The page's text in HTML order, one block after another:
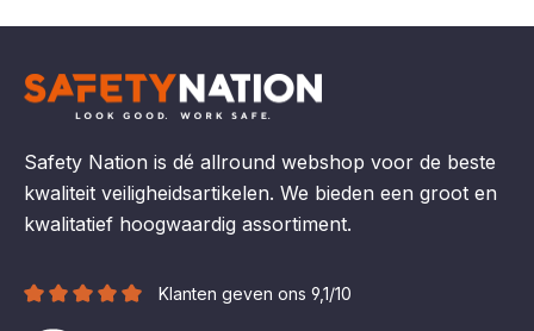
Safety Nation is dé allround webshop voor de beste
kwaliteit veiligheidsartikelen. We bieden een groot en
kwalitatief hoogwaardig assortiment.
Klanten geven ons 9,1/10